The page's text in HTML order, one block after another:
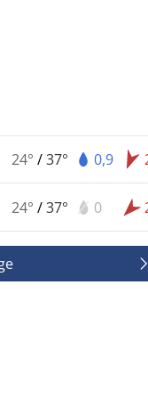
24° /37° 0,9
24° /37° 0